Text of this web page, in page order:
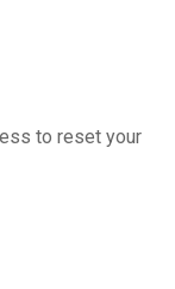
to reset your